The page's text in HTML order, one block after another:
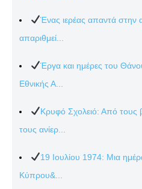
Ένας ιερέας απαντά στην
απαριθμεί...
Έργα και ημέρες του
Εθνικής Α...
Κρυφό Σχολειό: Από
τους ανίερ...
19 Ιουλίου 1974: Μια
Κύπρου&...